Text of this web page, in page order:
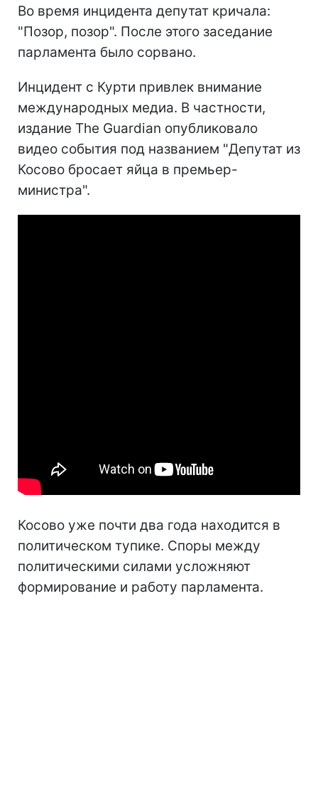
Во время инцидента депутат кричала:
"Позор, позор". После этого заседание
парламента было сорвано.
Инцидент с Курти привлек внимание
международных медиа. В частности,
издание The Guardian опубликовало
видео события под названием "Депутат из
Косово бросает яйца в премьер-
министра".
Косово уже почти два года находится в
политическом тупике. Споры между
политическими силами усложняют
формирование и работу парламента.